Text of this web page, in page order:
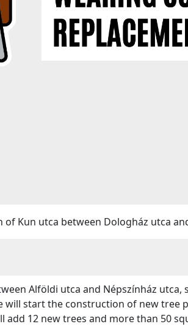
Kun utca between Dologház utca
Alföldi utca and Népszínház
will start the construction of new tree
12 new trees and more than 50